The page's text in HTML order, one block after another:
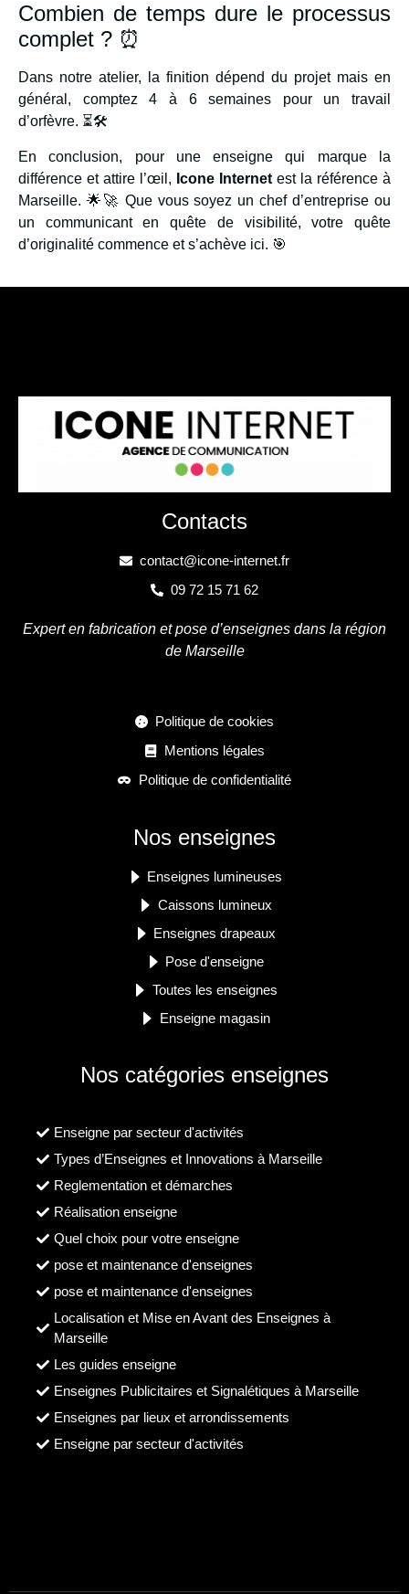
Combien de temps dure le processus
complet ? ⏰
Dans notre atelier, la finition dépend du projet mais en
général, comptez 4 à 6 semaines pour un travail
d’orfèvre. ⏳🛠️
En conclusion, pour une enseigne qui marque la
différence et attire l’œil, Icone Internet est la référence à
Marseille. 🌟🚀 Que vous soyez un chef d’entreprise ou
un communicant en quête de visibilité, votre quête
d’originalité commence et s’achève ici. 🎯
Contacts
contact@icone-internet.fr
09 72 15 71 62
Expert en fabrication et pose d’enseignes dans la région
de Marseille
Politique de cookies
Mentions légales
Politique de confidentialité
Nos enseignes
Enseignes lumineuses
Caissons lumineux
Enseignes drapeaux
Pose d'enseigne
Toutes les enseignes
Enseigne magasin
Nos catégories enseignes
Enseigne par secteur d'activités
Types d’Enseignes et Innovations à Marseille
Reglementation et démarches
Réalisation enseigne
Quel choix pour votre enseigne
pose et maintenance d'enseignes
pose et maintenance d'enseignes
Localisation et Mise en Avant des Enseignes à
Marseille
Les guides enseigne
Enseignes Publicitaires et Signalétiques à Marseille
Enseignes par lieux et arrondissements
Enseigne par secteur d'activités